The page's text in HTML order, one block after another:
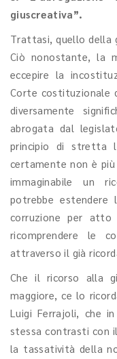
giuscreativa”.
Trattasi, quello della
Ciò nonostante, la
eccepire la
Corte costituzionale
diversamente
abrogata dal
principio di stretta
certamente non è
immaginabile un
potrebbe estendere
corruzione per atto
ricomprendere le
attraverso il già
Che il ricorso alla
maggiore, ce lo
Luigi Ferrajoli, che
stessa contrasti con
la tassatività della